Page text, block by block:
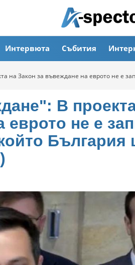
Интервюта Събития
на Закон за въвеждане на еврото не е
В
не е
България